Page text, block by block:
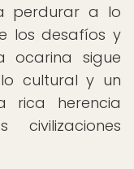
perdurar a lo
los desafíos y
ocarina sigue
cultural y un
rica herencia